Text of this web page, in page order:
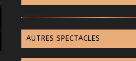
AUTRES SPECTACLES